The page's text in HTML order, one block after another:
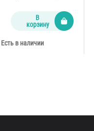
В
корзину
Есть в наличии